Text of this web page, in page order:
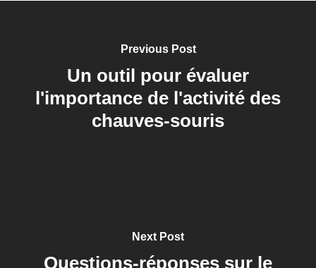
Previous Post
Un outil pour évaluer
l'importance de l'activité des
chauves-souris
Next Post
Questions-réponses sur le